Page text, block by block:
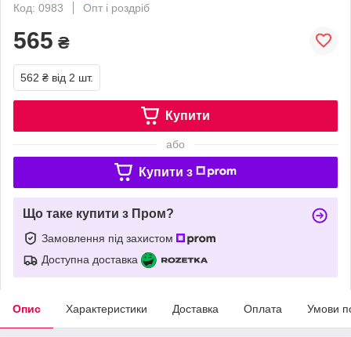
Код: 0983
Опт і роздріб
565 ₴
562 ₴ від 2 шт.
Купити
або
Купити з
Що таке купити з Пром?
Замовлення під захистом
Доступна доставка
Опис Характеристики Доставка Оплата Умови